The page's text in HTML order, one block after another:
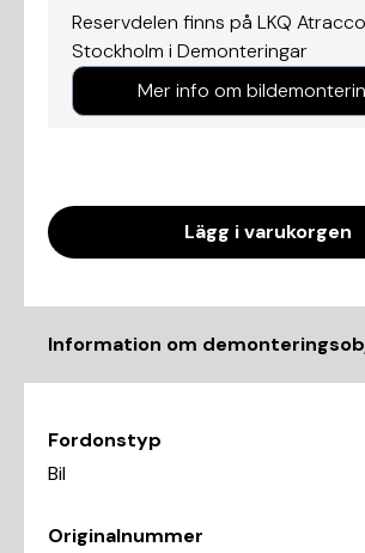
Reservdelen finns på LKQ Atracco
Stockholm i Demonteringar
Mer info om
Lägg i varukorgen
Information om
Fordonstyp
Bil
Originalnummer